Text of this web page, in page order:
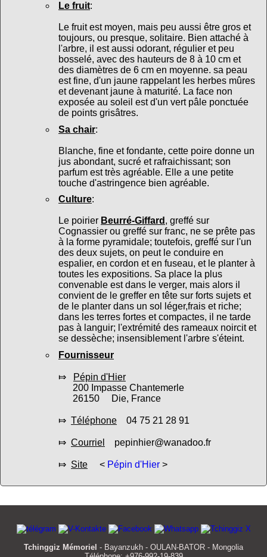
Le fruit:
Le fruit est moyen, mais peu aussi être gros et
toujours, ou presque, solitaire. Bien attaché à
l'arbre, il est aussi odorant, régulier et peu
bosselé, avec des hauteurs de 8 à 10 cm et
des diamètres de 6 cm en moyenne. sa peau
est fine, d'un jaune rappelant les herbes mûres
et devenant jaune à maturité. La face non
exposée au soleil est d'un vert pâle ponctuée
de points grisâtres.
Sa chair:
Blanche, fine et fondante, cette poire donne un
jus abondant, sucré et rafraichissant; son
parfum est très agréable. Elle a une petite
touche d'astringence bien agréable.
Culture:
Le poirier Beurré-Giffard , greffé sur
Cognassier ou greffé sur franc, ne se prête pas
à la forme pyramidale; toutefois, greffé sur l'un
des deux sujets, on peut le conduire en
espalier, en cordon et en fuseau, et le planter à
toutes les expositions. Sa place la plus
convenable est dans le verger, mais alors il
convient de le greffer en tête sur forts sujets et
de le planter dans un sol léger,frais et riche;
dans les terres fortes et compactes, il ne tarde
pas à languir; l'extrémité des rameaux noircit et
se dessèche; insensiblement l'arbre s'éteint.
Fournisseur
⤇
Pépin d'Hier
200 Impasse Chantemerle
26150 Die, France
⤇ Téléphone04 75 21 28 91
⤇ Courriel pepinhier@wanadoo.fr
⤇ Site< Pépin d'Hier>
Tchinggiz Mémoriel - Bayanzukh - OULAN-BATOR - Mongolia